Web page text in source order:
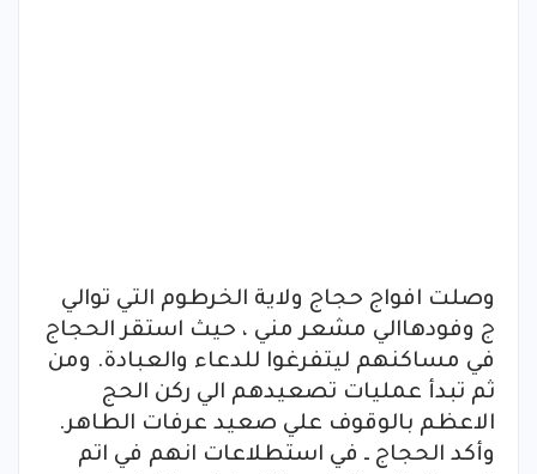
وصلت افواج حجاج ولاية الخرطوم التي توالي
ج وفودهاالي مشعر مني ، حيث استقر الحجاج
في مساكنهم ليتفرغوا للدعاء والعبادة. ومن
ثم تبدأ عمليات تصعيدهم الي ركن الحج
الاعظم بالوقوف علي صعيد عرفات الطاهر.
وأكد الحجاج ـ في استطلاعات انهم في اتم